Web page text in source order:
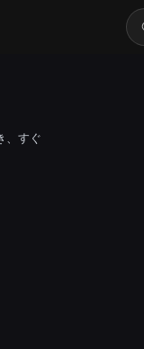
、すぐ